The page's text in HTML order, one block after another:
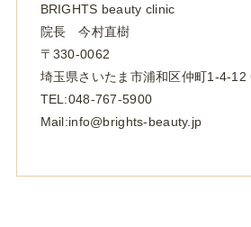
BRIGHTS beauty clinic
院長 今村直樹
〒330-0062
埼玉県さいたま市浦和区仲町1-4-12
TEL:048-767-5900
Mail:info@brights-beauty.jp